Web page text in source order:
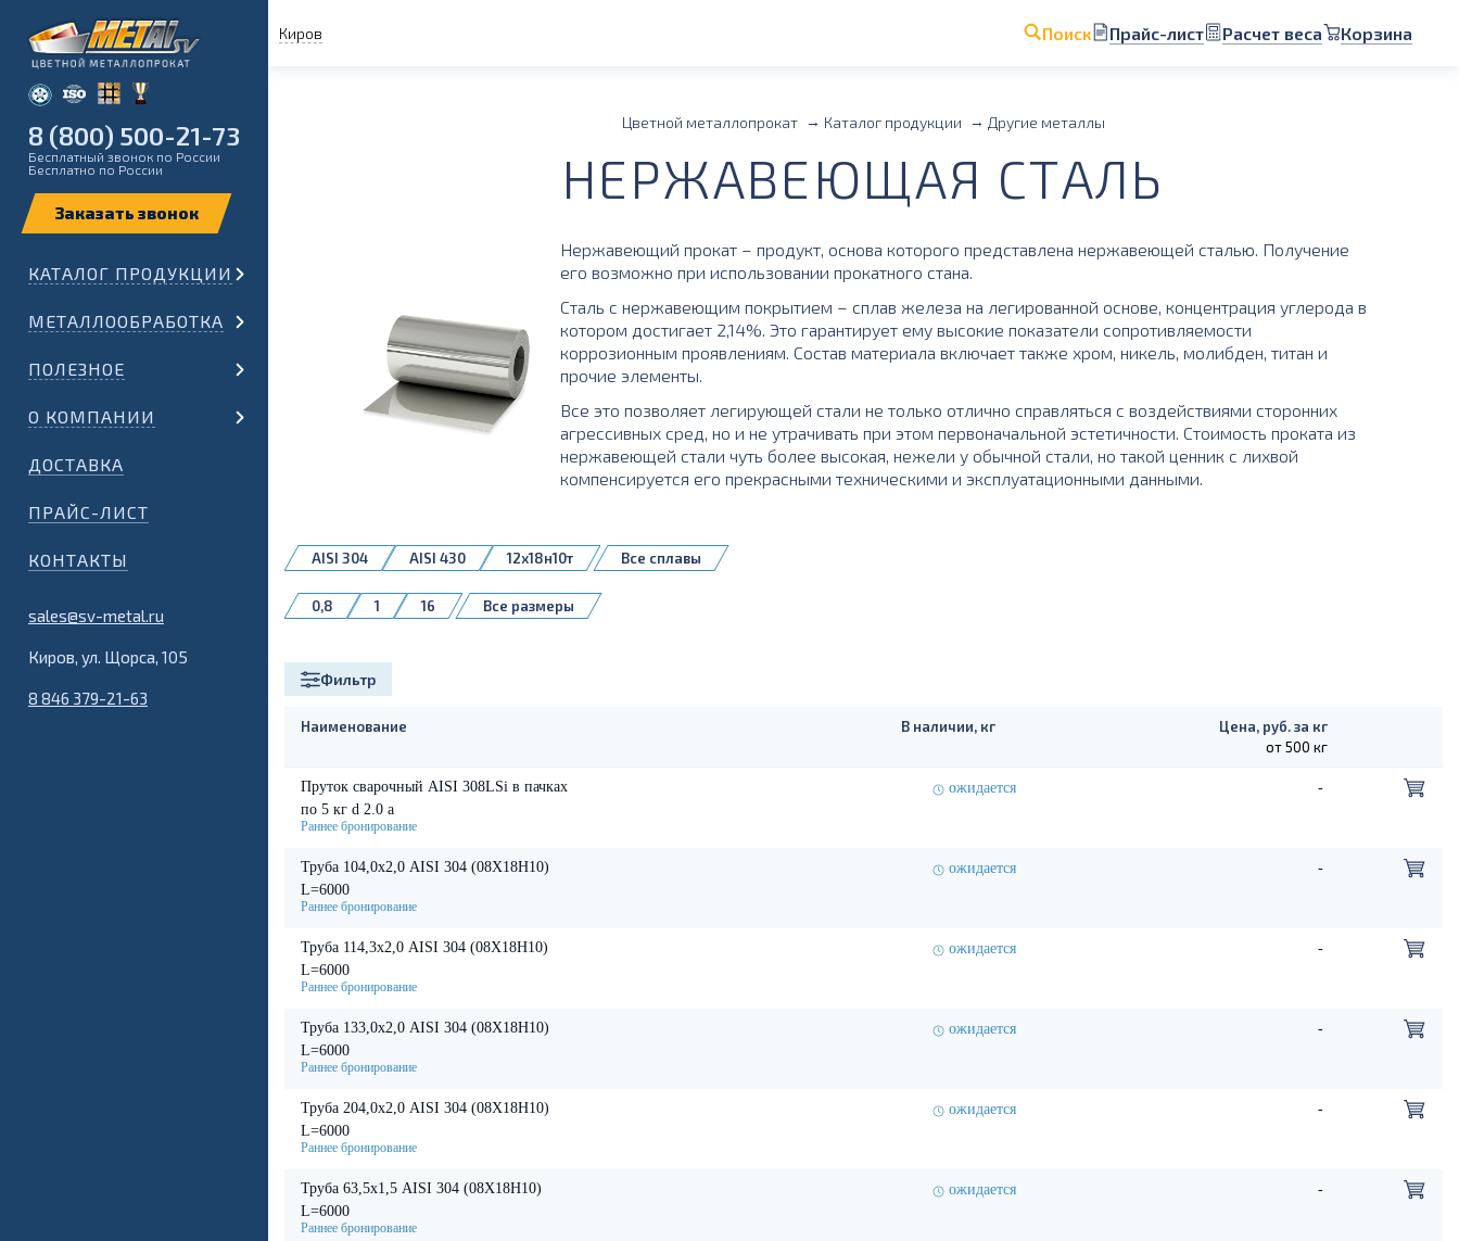
Киров Поиск Прайс-лист Расчет веса Корзина
8 (800) 500-21-73
Бесплатный звонок по России
Бесплатно по России
КАТАЛОГ ПРОДУКЦИИ
МЕТАЛЛООБРАБОТКА
ПОЛЕЗНОЕ
О КОМПАНИИ
ДОСТАВКА
ПРАЙС-ЛИСТ
КОНТАКТЫ
sales@sv-metal.ru
Киров, ул. Щорса, 105
8 846 379-21-63
Цветной металлопрокат Каталог продукции Другие металлы
НЕРЖАВЕЮЩАЯ СТАЛЬ
Нержавеющий прокат – продукт, основа которого представлена нержавеющей сталью. Получение
его возможно при использовании прокатного стана.
Сталь с нержавеющим покрытием – сплав железа на легированной основе, концентрация углерода в
котором достигает 2,14%. Это гарантирует ему высокие показатели сопротивляемости
коррозионным проявлениям. Состав материала включает также хром, никель, молибден, титан и
прочие элементы.
Все это позволяет легирующей стали не только отлично справляться с воздействиями сторонних
агрессивных сред, но и не утрачивать при этом первоначальной эстетичности. Стоимость проката из
нержавеющей стали чуть более высокая, нежели у обычной стали, но такой ценник с лихвой
компенсируется его прекрасными техническими и эксплуатационными данными.
AISI 304 AISI 430 12x18н10т Все сплавы
0,8 1 16 Все размеры
Фильтр
Наименование В наличии, кг
Цена, руб. за кг
от 500 кг
Пруток сварочный AISI 308LSi в пачках
по 5 кг d 2.0 а
ожидается -
Труба 104,0х2,0 AISI 304 (08X18H10)
L=6000
ожидается -
Труба 114,3х2,0 AISI 304 (08X18H10)
L=6000
ожидается -
Труба 133,0х2,0 AISI 304 (08X18H10)
L=6000
ожидается -
Труба 204,0х2,0 AISI 304 (08X18H10)
L=6000
ожидается -
Труба 63,5х1,5 AISI 304 (08X18H10)
L=6000
ожидается -